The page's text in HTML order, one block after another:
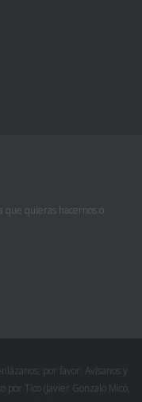
que quieras hacernos o
por favor. Avísanos y
Tico (Javier Gonzalo Micó,